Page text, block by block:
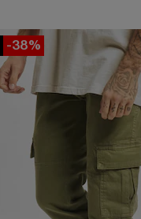
-38%